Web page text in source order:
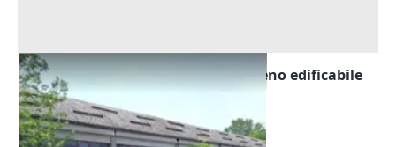
Asta Opificio con pertinenze e terreno edificabile
Pieve Porto Morone (Pavia)
Offerta minima
543.500 €